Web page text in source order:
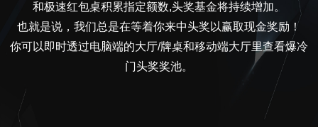
和极速红包桌积累指定额数,头奖基金将持续增加。
也就是说，我们总是在等着你来中头奖以赢取现金奖励！
你可以即时透过电脑端的大厅/牌桌和移动端大厅里查看爆冷
门头奖奖池。